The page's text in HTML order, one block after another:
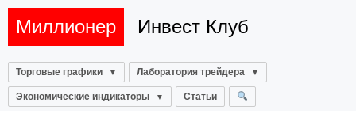
Миллионер Инвест Клуб
Торговые графики Лаборатория трейдера
Экономические индикаторы Статьи